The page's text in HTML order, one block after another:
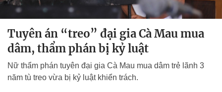
Tuyên án “treo” đại gia Cà Mau mua
dâm, thẩm phán bị kỷ luật
Nữ thẩm phán tuyên đại gia Cà Mau mua dâm trẻ lãnh 3
năm tù treo vừa bị kỷ luật khiển trách.